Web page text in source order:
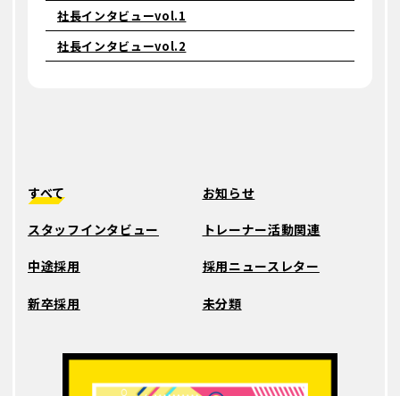
エントリー方法
採用ブログ
KARADA BLOG
お問い合わせ
社長インタビューvol.1
社長インタビューvol.2
すべて お知らせ
スタッフインタビュー トレーナー活動関連
中途採用 採用ニュースレター
新卒採用 未分類